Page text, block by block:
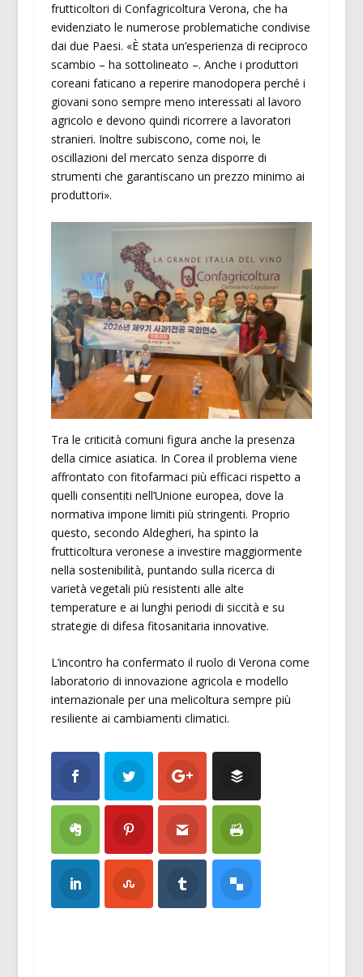
frutticoltori di Confagricoltura Verona, che ha
evidenziato le numerose problematiche condivise
dai due Paesi. «È stata un’esperienza di reciproco
scambio – ha sottolineato –. Anche i produttori
coreani faticano a reperire manodopera perché i
giovani sono sempre meno interessati al lavoro
agricolo e devono quindi ricorrere a lavoratori
stranieri. Inoltre subiscono, come noi, le
oscillazioni del mercato senza disporre di
strumenti che garantiscano un prezzo minimo ai
produttori».
Tra le criticità comuni figura anche la presenza
della cimice asiatica. In Corea il problema viene
affrontato con fitofarmaci più efficaci rispetto a
quelli consentiti nell’Unione europea, dove la
normativa impone limiti più stringenti. Proprio
questo, secondo Aldegheri, ha spinto la
frutticoltura veronese a investire maggiormente
nella sostenibilità, puntando sulla ricerca di
varietà vegetali più resistenti alle alte
temperature e ai lunghi periodi di siccità e su
strategie di difesa fitosanitaria innovative.
L’incontro ha confermato il ruolo di Verona come
laboratorio di innovazione agricola e modello
internazionale per una melicoltura sempre più
resiliente ai cambiamenti climatici.